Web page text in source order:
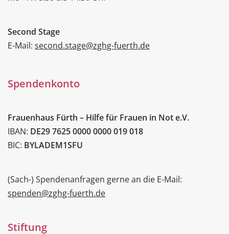
Second Stage
E-Mail: second.stage@zghg-fuerth.de
Spendenkonto
Frauenhaus Fürth – Hilfe für Frauen in Not e.V.
IBAN: DE29 7625 0000 0000 019 018
BIC: BYLADEM1SFU
(Sach-) Spendenanfragen gerne an die E-Mail:
spenden@zghg-fuerth.de
Stiftung